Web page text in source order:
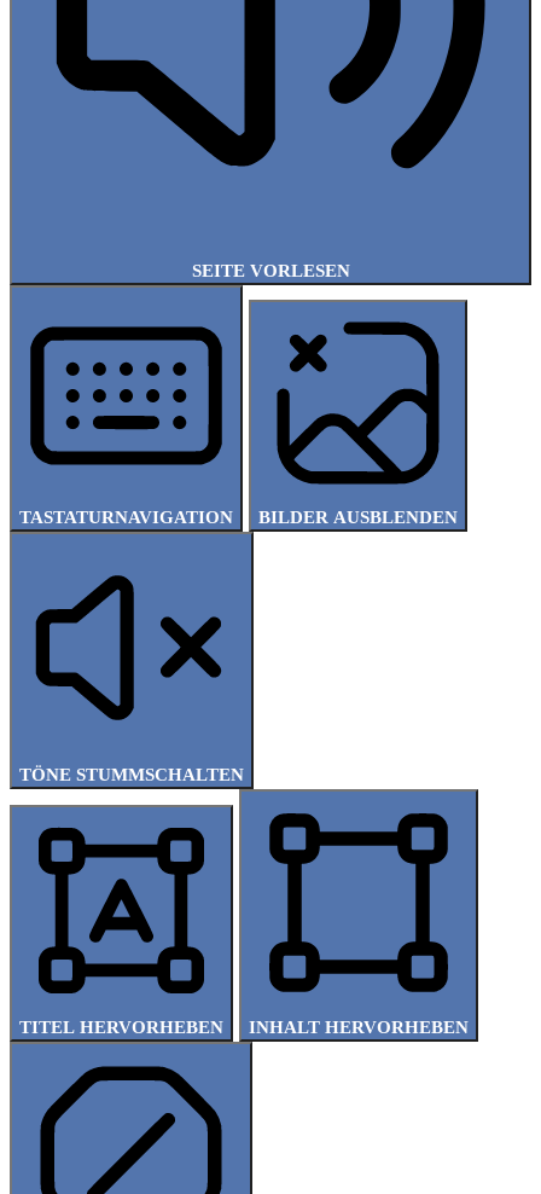
SEITE VORLESEN
TASTATURNAVIGATION BILDER AUSBLENDEN
TÖNE STUMMSCHALTEN
TITEL HERVORHEBEN INHALT HERVORHEBEN